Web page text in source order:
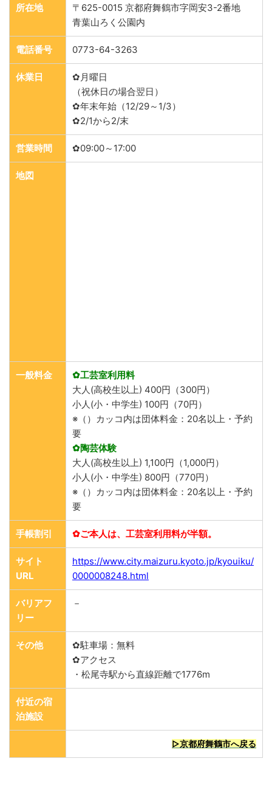
所在地
〒625-0015 京都府舞鶴市字岡安3-2番地
青葉山ろく公園内
電話番号 0773-64-3263
休業日
✿月曜日
（祝休日の場合翌日）
✿年末年始（12/29～1/3）
✿2/1から2/末
営業時間 ✿09:00～17:00
地図
一般料金
✿工芸室利用料
大人(高校生以上) 400円（300円）
小人(小・中学生) 100円（70円）
※（）カッコ内は団体料金：20名以上・予約
要
✿陶芸体験
大人(高校生以上) 1,100円（1,000円）
小人(小・中学生) 800円（770円）
※（）カッコ内は団体料金：20名以上・予約
要
手帳割引 ✿ご本人は、工芸室利用料が半額。
サイト
URL
https://www.city.maizuru.kyoto.jp/kyouiku/
0000008248.html
バリアフ
リー
－
その他
✿駐車場：無料
✿アクセス
・松尾寺駅から直線距離で1776m
付近の宿
泊施設
▷京都府舞鶴市へ戻る